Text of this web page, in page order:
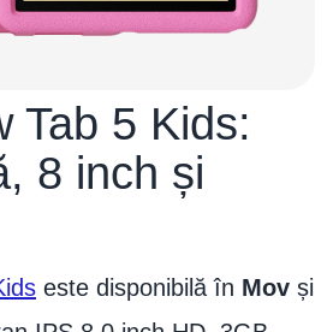
Tab 5 Kids:
8 inch și
este disponibilă în Mov și